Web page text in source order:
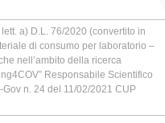
a) D.L. 76/2020 (convertito in
di consumo per laboratorio –
nell’ambito della ricerca
Responsabile Scientifico
n. 24 del 11/02/2021 CUP